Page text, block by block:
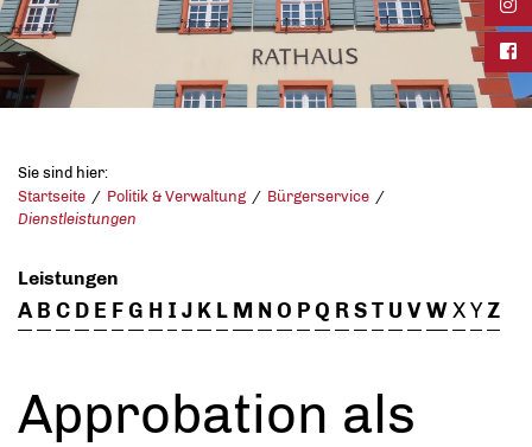
Sie sind hier:
Startseite
Politik & Verwaltung
Bürgerservice
Dienstleistungen
Leistungen
A B C D E FG H I J K L M NO PQ RST U VWXYZ
Approbation als